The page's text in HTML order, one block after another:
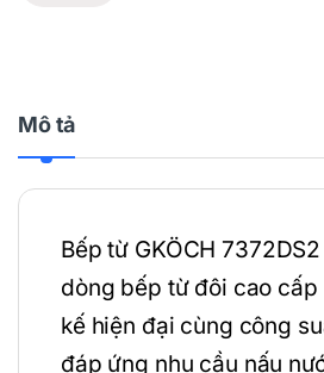
Mô tả
Bếp từ GKÖCH
dòng bếp từ đôi cao cấp
kế hiện đại cùng công
đáp ứng nhu cầu nấu